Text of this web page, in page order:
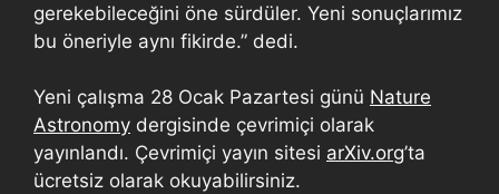
gerekebileceğini öne sürdüler. Yeni sonuçlarımız
bu öneriyle aynı fikirde.” dedi.
Yeni çalışma 28 Ocak Pazartesi günü Nature
Astronomy dergisinde çevrimiçi olarak
yayınlandı. Çevrimiçi yayın sitesi arXiv.org’ta
ücretsiz olarak okuyabilirsiniz.